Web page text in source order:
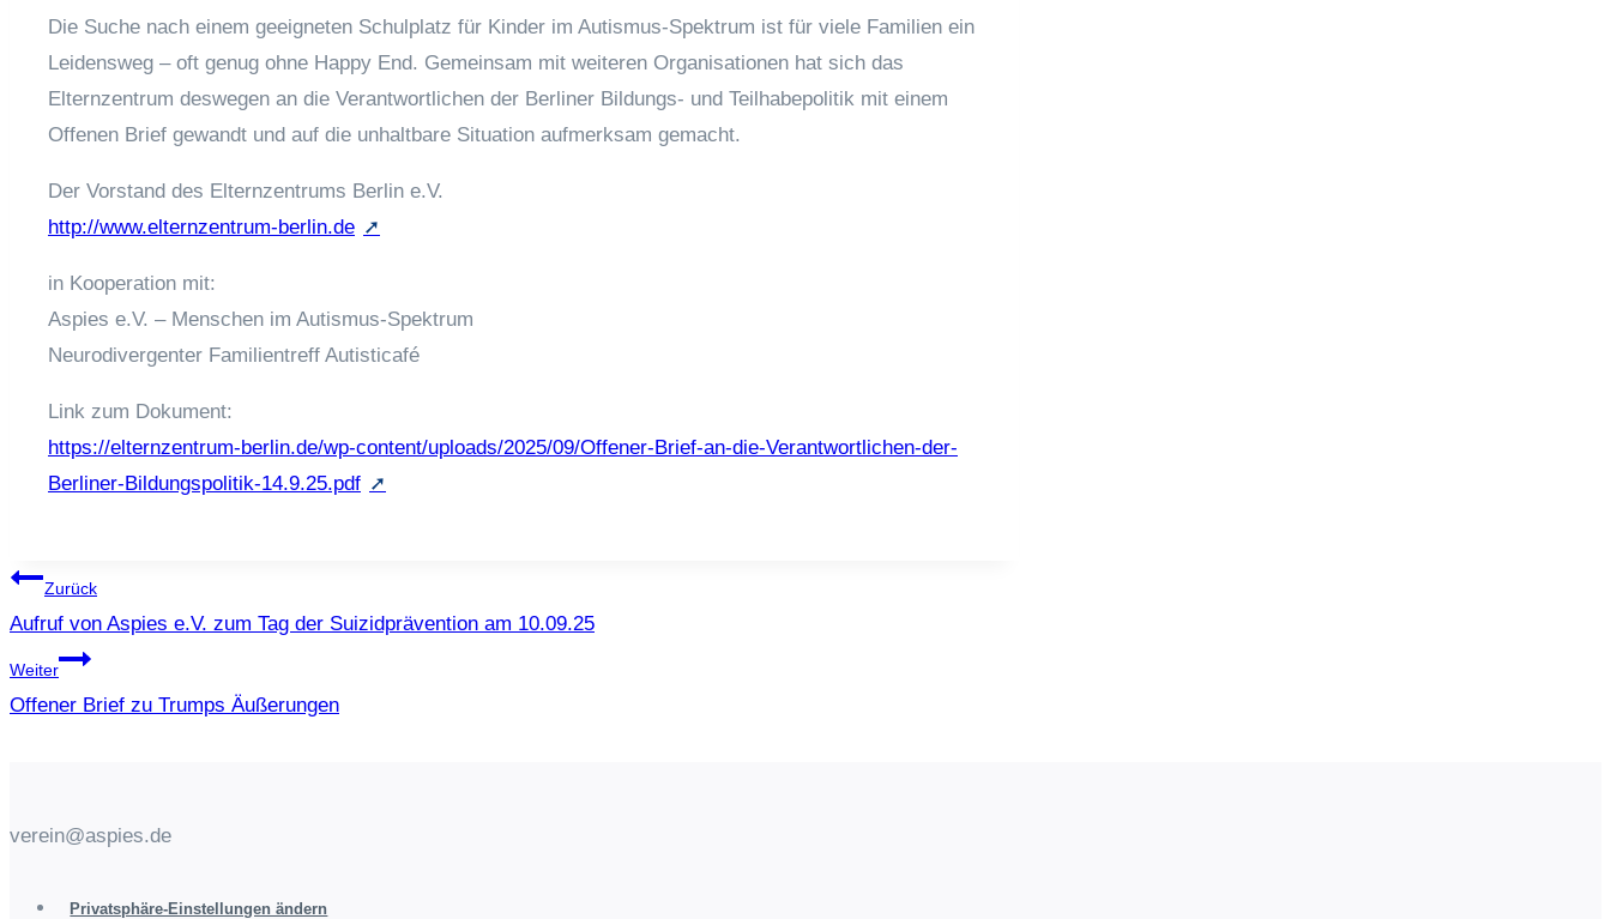
Die Suche nach einem geeigneten Schulplatz für Kinder im Autismus-Spektrum ist für viele Familien ein
Leidensweg – oft genug ohne Happy End. Gemeinsam mit weiteren Organisationen hat sich das
Elternzentrum deswegen an die Verantwortlichen der Berliner Bildungs- und Teilhabepolitik mit einem
Offenen Brief gewandt und auf die unhaltbare Situation aufmerksam gemacht.
Der Vorstand des Elternzentrums Berlin e.V.
http://www.elternzentrum-berlin.de
in Kooperation mit:
Aspies e.V. – Menschen im Autismus-Spektrum
Neurodivergenter Familientreff Autisticafé
Link zum Dokument:
https://elternzentrum-berlin.de/wp-content/uploads/2025/09/Offener-Brief-an-die-Verantwortlichen-der-
Berliner-Bildungspolitik-14.9.25.pdf
Beitragsnavigation
Zurück
Aufruf von Aspies e.V. zum Tag der Suizidprävention am 10.09.25
Weiter
Offener Brief zu Trumps Äußerungen
verein@aspies.de
Privatsphäre-Einstellungen ändern